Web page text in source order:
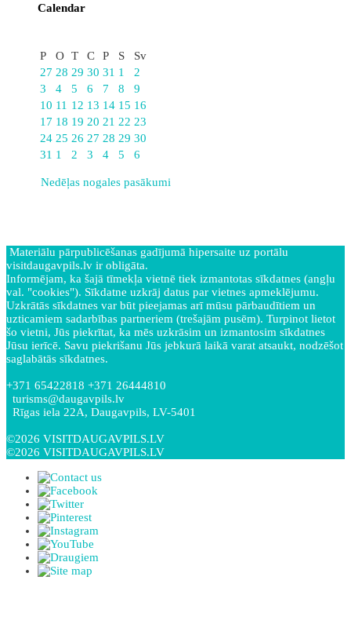
Calendar
P
O T C P S
Sv
27 28 29 30 31 1
2
3
4 5 6 7 8
9
10 11 12 13 14 15 16
17 18 19 20 21 22 23
24 25 26 27 28 29 30
31 1 2 3 4 5 6
Nedēļas nogales pasākumi
Materiālu pārpublicēšanas gadījumā hipersaite uz portālu
visitdaugavpils.lv ir obligāta.
Informējam, ka šajā tīmekļa vietnē tiek izmantotas sīkdatnes (angļu
val. "cookies"). Sīkdatne uzkrāj datus par vietnes apmeklējumu.
Uzkrātās sīkdatnes var būt pieejamas arī mūsu pārbaudītiem un
uzticamiem sadarbības partneriem (trešajām pusēm). Turpinot lietot
šo vietni, Jūs piekrītat, ka mēs uzkrāsim un izmantosim sīkdatnes
Jūsu ierīcē. Savu piekrišanu Jūs jebkurā laikā varat atsaukt, nodzēšot
saglabātās sīkdatnes.
+371 65422818 +371 26444810
turisms@daugavpils.lv
Rīgas iela 22A, Daugavpils, LV-5401
©2026 VISITDAUGAVPILS.LV
©2026 VISITDAUGAVPILS.LV